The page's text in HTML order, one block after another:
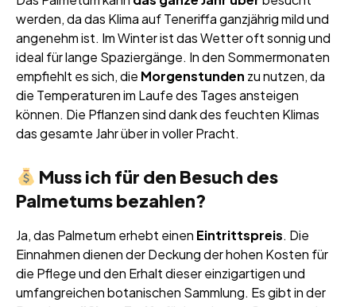
werden, da das Klima auf Teneriffa ganzjährig mild und
angenehm ist. Im Winter ist das Wetter oft sonnig und
ideal für lange Spaziergänge. In den Sommermonaten
empfiehlt es sich, die Morgenstunden zu nutzen, da
die Temperaturen im Laufe des Tages ansteigen
können. Die Pflanzen sind dank des feuchten Klimas
das gesamte Jahr über in voller Pracht.
Muss ich für den Besuch des
Palmetums bezahlen?
Ja, das Palmetum erhebt einen Eintrittspreis. Die
Einnahmen dienen der Deckung der hohen Kosten für
die Pflege und den Erhalt dieser einzigartigen und
umfangreichen botanischen Sammlung. Es gibt in der